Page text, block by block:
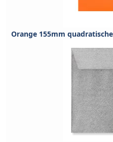
Orange 155mm